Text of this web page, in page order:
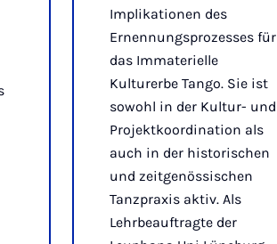
Implikationen des
Ernennungsprozesses für
das Immaterielle
Kulturerbe Tango. Sie ist
sowohl in der Kultur- und
Projektkoordination als
auch in der historischen
und zeitgenössischen
Tanzpraxis aktiv. Als
Lehrbeauftragte der